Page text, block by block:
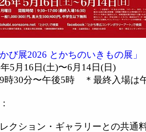
かび展2026 とかちのいきもの展」
5月16日(土)〜6月14日(日)
時30分〜午後5時 ＊最終入場は
レクション・ギャラリーとの共通